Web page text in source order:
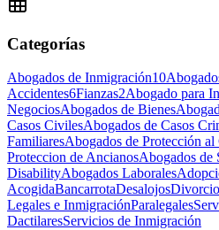
Categorías
Abogados de Inmigración10
Accidentes6Fianzas2Abogado para
NegociosAbogados de Bienes
Casos CivilesAbogados de Casos
FamiliaresAbogados de Protección
Proteccion de AncianosAbogados de
DisabilityAbogados Laborales
AcogidaBancarrotaDesalojos
Legales e InmigraciónParalegales
DactilaresServicios de Inmigración